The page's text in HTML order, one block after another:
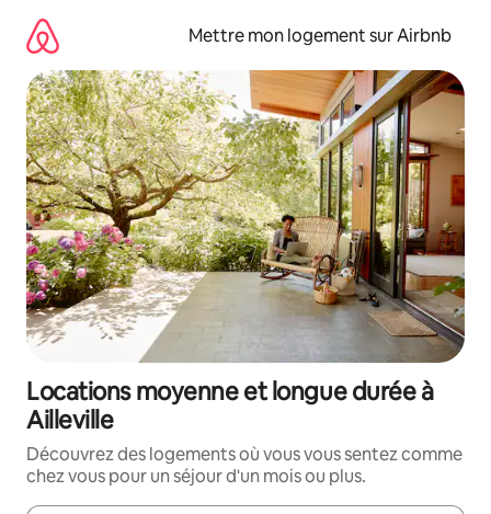
directement
contenu
Mettre mon logement sur Airbnb
Locations moyenne et longue durée à
Ailleville
Découvrez des logements où vous vous sentez comme
chez vous pour un séjour d'un mois ou plus.